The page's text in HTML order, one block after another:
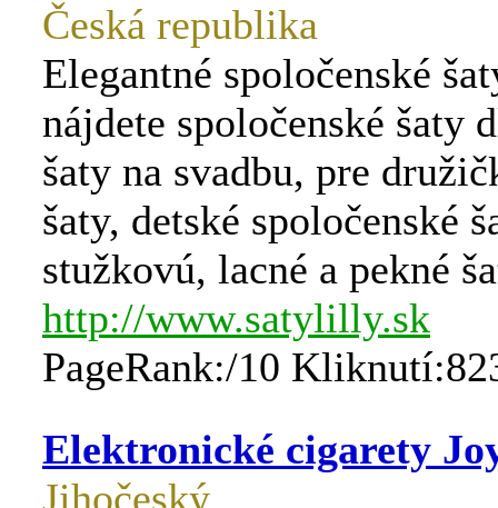
Česká republika
Elegantné spoločenské
nájdete spoločenské šaty
šaty na svadbu, pre
šaty, detské spoločenské
stužkovú, lacné a pekné
http://www.satylilly.sk
PageRank:/10
Elektronické cigarety
Jihočeský